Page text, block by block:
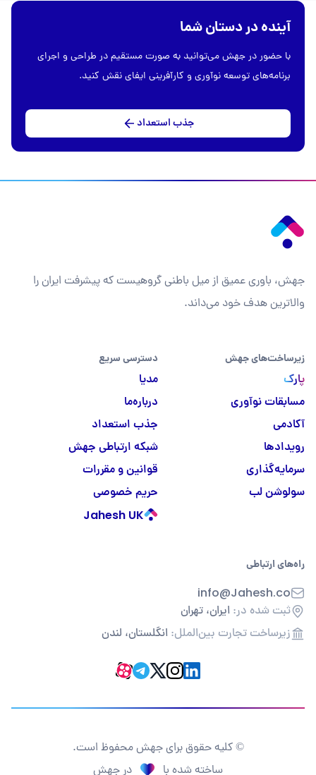
آینده در دستان شما
با حضور در جهش می‌توانید به صورت مستقیم در طراحی و اجرای
برنامه‌های توسعه نوآوری و کارآفرینی ایفای نقش کنید.
جذب استعداد
جهش، باوری عمیق از میل باطنی گروهیست که پیشرفت ایران را
والاترین هدف خود می‌داند.
زیرساخت‌های جهش
پارک
مسابقات نوآوری
آکادمی
رویدادها
سرمایه‌گذاری
سولوشن لب
دسترسی سریع
مدیا
درباره‌ما
جذب استعداد
شبکه ارتباطی جهش
قوانین و مقررات
حریم خصوصی
Jahesh UK
راه‌های ارتباطی
info@Jahesh.co
ثبت شده در: ایران، تهران
زیرساخت تجارت بین‌الملل: انگلستان، لندن
© کلیه حقوق برای جهش محفوظ است.
ساخته شده با
در جهش